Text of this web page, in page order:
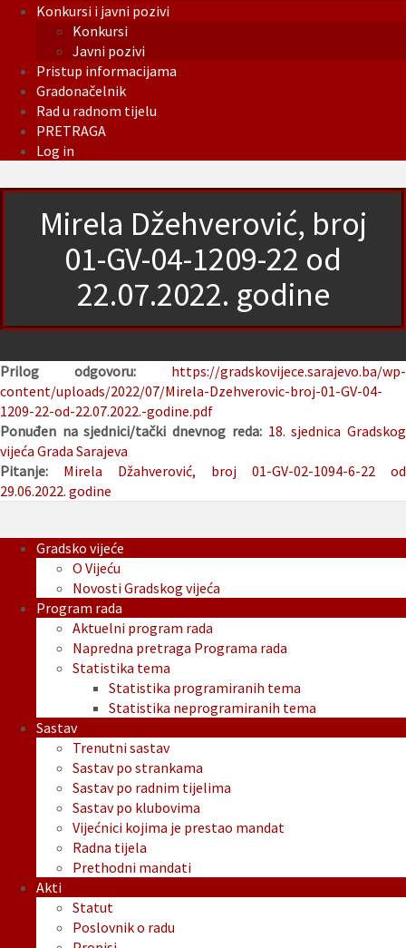
Konkursi i javni pozivi
Konkursi
Javni pozivi
Pristup informacijama
Gradonačelnik
Rad u radnom tijelu
PRETRAGA
Log in
Mirela Džehverović, broj
01-GV-04-1209-22 od
22.07.2022. godine
Prilog odgovoru: https://gradskovijece.sarajevo.ba/wp-
content/uploads/2022/07/Mirela-Dzehverovic-broj-01-GV-04-
1209-22-od-22.07.2022.-godine.pdf
Ponuđen na sjednici/tački dnevnog reda: 18. sjednica Gradskog
vijeća Grada Sarajeva
Pitanje: Mirela Džahverović, broj 01-GV-02-1094-6-22 od
29.06.2022. godine
Gradsko vijeće
O Vijeću
Novosti Gradskog vijeća
Program rada
Aktuelni program rada
Napredna pretraga Programa rada
Statistika tema
Statistika programiranih tema
Statistika neprogramiranih tema
Sastav
Trenutni sastav
Sastav po strankama
Sastav po radnim tijelima
Sastav po klubovima
Vijećnici kojima je prestao mandat
Radna tijela
Prethodni mandati
Akti
Statut
Poslovnik o radu